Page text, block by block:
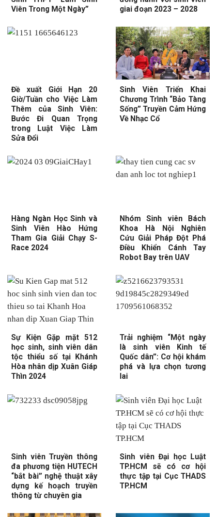
Viên Trong Một Ngày”
giai đoạn 2023 – 2028
Đề xuất Giới Hạn 20
Giờ/Tuần cho Việc Làm
Thêm của Sinh Viên:
Bước Đi Quan Trọng
trong Luật Việc Làm
Sửa Đổi
Sinh Viên Triển Khai
Chương Trình “Bảo Tàng
Sống” Truyền Cảm Hứng
Về Nhạc Cổ
Hàng Ngàn Học Sinh và
Sinh Viên Hào Hứng
Tham Gia Giải Chạy S-
Race 2024
Nhóm Sinh viên Bách
Khoa Hà Nội Nghiên
Cứu Giải Pháp Đột Phá
Điều Khiển Cánh Tay
Robot Bay trên UAV
Sự Kiện Gặp mặt 512
học sinh, sinh viên dân
tộc thiểu số tại Khánh
Hòa nhân dịp Xuân Giáp
Thìn 2024
Trải nghiệm “Một ngày
là sinh viên Kinh tế
Quốc dân”: Cơ hội khám
phá và lựa chọn tương
lai
Sinh viên Truyền thông
đa phương tiện HUTECH
“bắt bài” nghệ thuật xây
dựng kế hoạch truyền
thông từ chuyên gia
Sinh viên Đại học Luật
TP.HCM sẽ có cơ hội
thực tập tại Cục THADS
TP.HCM